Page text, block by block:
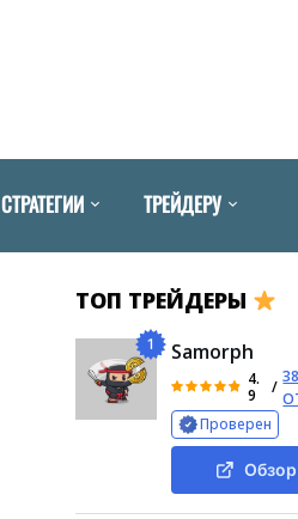
СТРАТЕГИИ ТРЕЙДЕРУ
ТОП ТРЕЙДЕРЫ
1 Samorph
4.
9
/
Проверен
Обзор